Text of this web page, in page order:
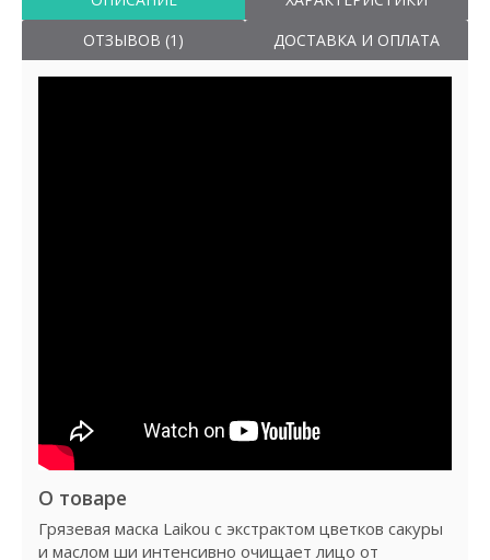
ОТЗЫВОВ (1)
ДОСТАВКА И ОПЛАТА
О товаре
Грязевая маска Laikou с экстрактом цветков сакуры
и маслом ши интенсивно очищает лицо от